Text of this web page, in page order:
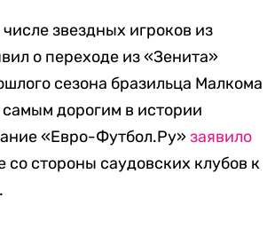
звездных игроков из
о переходе из «Зенита»
сезона бразильца Малкома
дорогим в истории
«Евро-Футбол.Ру»заявило
со стороны саудовских клубов к